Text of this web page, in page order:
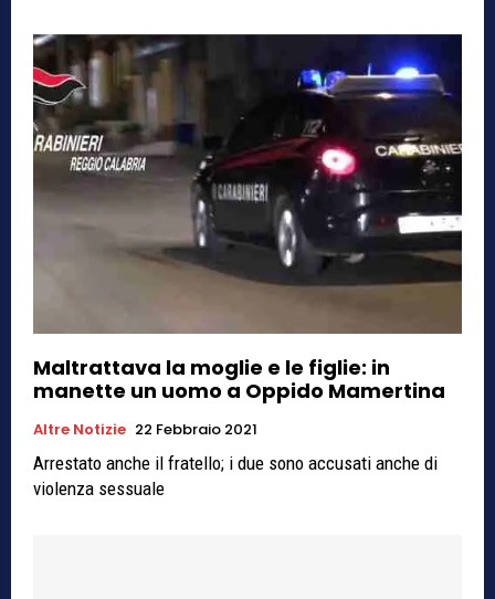
Maltrattava la moglie e le figlie: in
manette un uomo a Oppido Mamertina
Altre Notizie 22 Febbraio 2021
Arrestato anche il fratello; i due sono accusati anche di
violenza sessuale